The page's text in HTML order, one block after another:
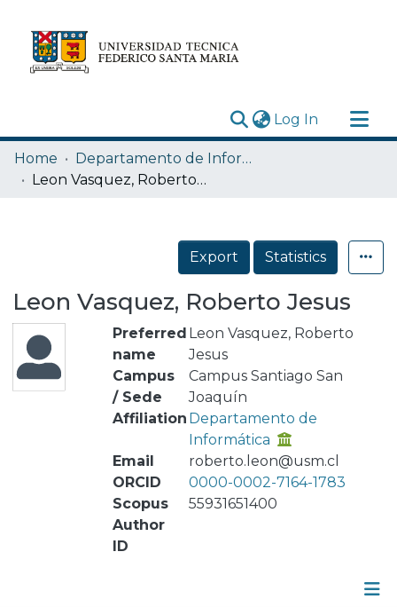
Log In (current)
Research Outputs
Statistics
Home
Departamento de Informática
Leon Vasquez, Roberto Jesus
Export Statistics
Leon Vasquez, Roberto Jesus
Preferred
name
Leon Vasquez, Roberto
Jesus
Campus
/ Sede
Campus Santiago San
Joaquín
Affiliation Departamento de
Informática
Email
roberto.leon@usm.cl
ORCID
0000-0002-7164-1783
Scopus
Author
ID
55931651400